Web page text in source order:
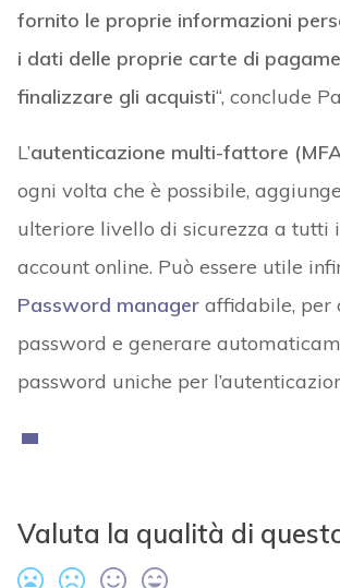
fornito le proprie informazioni
i dati delle proprie carte di
finalizzare gli acquisti“, conclude
L’autenticazione multi-fattore
ogni volta che è possibile,
ulteriore livello di sicurezza a tutti
account online. Può essere utile
Password manageraffidabile, per
password e generare
password uniche per
Valuta la qualità di